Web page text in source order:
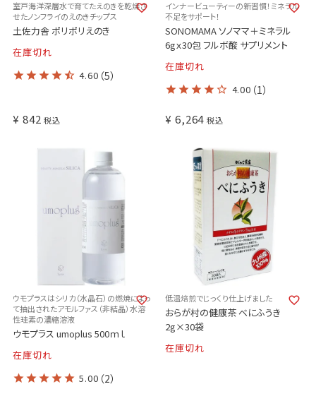
室戸海洋深層水で育てたえのきを乾燥さ
せたノンフライのえのきチップス
土佐力舎 ポリポリえのき
在庫切れ
4.60 （5）
¥ 842 税込
インナービューティーの新習慣！ミネラル
不足をサポート！
SONOMAMA ソノママ＋ミネラル
6gｘ30包 フルボ酸 サプリメント
在庫切れ
4.00 （1）
¥ 6,264 税込
ウモプラスはシリカ（水晶石）の燃焼によっ
て抽出されたアモルファス（非結晶）水溶
性珪素の濃縮溶液
ウモプラス umoplus 500ｍｌ
在庫切れ
5.00 （2）
低温焙煎でじっくり仕上げました
おらが村の健康茶 べにふうき
2g×30袋
在庫切れ